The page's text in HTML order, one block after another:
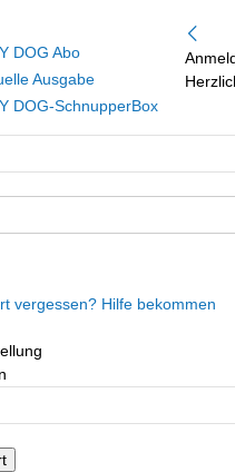
DOG Abo
Ausgabe
DOG-SchnupperBox
vergessen? Hilfe bekommen